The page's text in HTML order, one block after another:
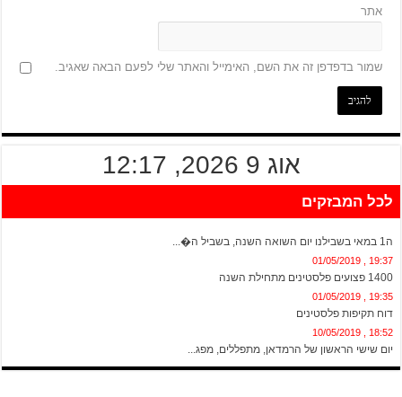
אתר
שמור בדפדפן זה את השם, האימייל והאתר שלי לפעם הבאה שאגיב.
אוג 9 2026, 12:17
לכל המבזקים
ה1 במאי בשבילנו יום השואה השנה, בשביל ה�...
19:37 , 01/05/2019
1400 פצועים פלסטינים מתחילת השנה
19:35 , 01/05/2019
דוח תקיפות פלסטינים
18:52 , 10/05/2019
יום שישי הראשון של הרמדאן, מתפללים, מפג...